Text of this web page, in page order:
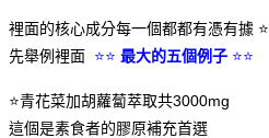
裡面的核心成分每一個都都有憑有據 ⭐
先舉例裡面 ⭐⭐ 最大的五個例子 ⭐⭐
⭐青花菜加胡蘿蔔萃取共3000mg
這個是素食者的膠原補充首選